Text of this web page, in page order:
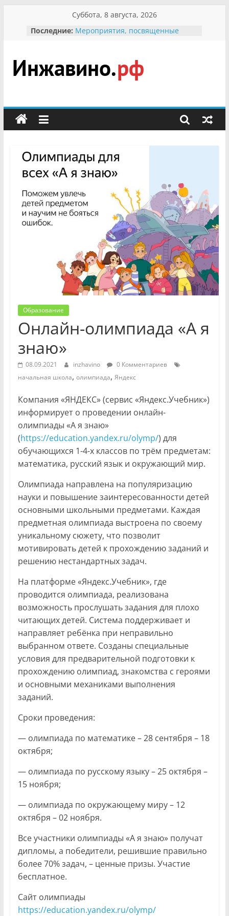
содержимому
Суббота, 8 августа, 2026
Последние: Мероприятия, посвященные
гражданин Инжавинского округа»
участнице Великой
Отечественной, фронтовичке
Безопасность в сети Интернет
мероприятии «Сохраним
В вольере Воронинского
заповедника родились крапчатые
суслики
Инжавино.рф
сельский
портал
Образование
Онлайн-олимпиада «А я
знаю»
08.09.2021 inzhavino
0 Комментариев
начальная школа, олимпиада, Яндекс
Компания «ЯНДЕКС» (сервис «Яндекс.Учебник»)
информирует о проведении онлайн-
олимпиады «А я знаю»
(https://education.yandex.ru/olymp/) для
обучающихся 1-4-х классов по трём предметам:
математика, русский язык и окружающий мир.
Олимпиада направлена на популяризацию
науки и повышение заинтересованности детей
основными школьными предметами. Каждая
предметная олимпиада выстроена по своему
уникальному сюжету, что позволит
мотивировать детей к прохождению заданий и
решению нестандартных задач.
На платформе «Яндекс.Учебник», где
проводится олимпиада, реализована
возможность прослушать задания для плохо
читающих детей. Система поддерживает и
направляет ребёнка при неправильно
выбранном ответе. Созданы специальные
условия для предварительной подготовки к
прохождению олимпиад, знакомства с героями
и основными механиками выполнения
заданий.
Сроки проведения:
— олимпиада по математике – 28 сентября – 18
октября;
— олимпиада по русскому языку – 25 октября –
15 ноября;
— олимпиада по окружающему миру – 12
октября – 02 ноября.
Все участники олимпиады «А я знаю» получат
дипломы, а победители, решившие правильно
более 70% задач, – ценные призы. Участие
бесплатное.
Сайт олимпиады
https://education.yandex.ru/olymp/